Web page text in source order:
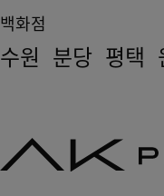
백화점
수원 분당 평택
PLAZA